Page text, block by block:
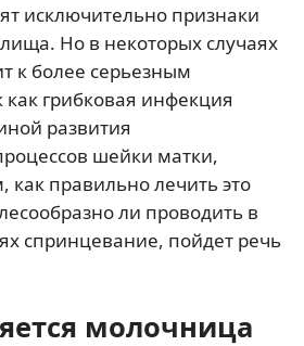
исключительно признаки
Но в некоторых случаях
к более серьезным
как грибковая инфекция
развития
шейки матки,
как правильно лечить это
ли проводить в
спринцевание, пойдет речь
молочница